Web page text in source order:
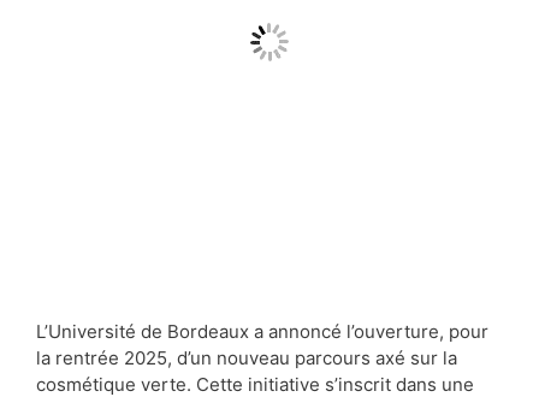
L’Université de Bordeaux a annoncé l’ouverture, pour
la rentrée 2025, d’un nouveau parcours axé sur la
cosmétique verte. Cette initiative s’inscrit dans une